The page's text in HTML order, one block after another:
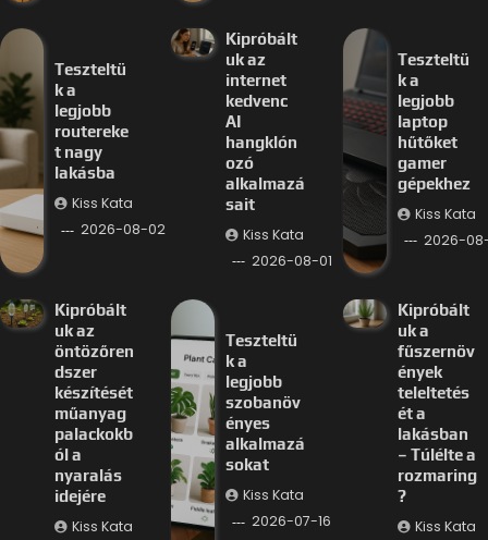
Teszteltü
k a
legjobb
routereke
t nagy
lakásba
Kiss Kata
2026-08-02
Kipróbált
uk az
internet
kedvenc
AI
hangklón
ozó
alkalmazá
sait
Kiss Kata
2026-08-01
Teszteltü
k a
legjobb
laptop
hűtőket
gamer
gépekhez
Kiss Kata
2026-
Kipróbált
uk az
öntözőren
dszer
készítését
műanyag
palackokb
ól a
nyaralás
idejére
Kiss Kata
Teszteltü
k a
legjobb
szobanöv
ényes
alkalmazá
sokat
Kiss Kata
2026-07-16
Kipróbált
uk a
fűszernöv
ények
teleltetés
ét a
lakásban
– Túlélte a
rozmaring
?
Kiss Kata